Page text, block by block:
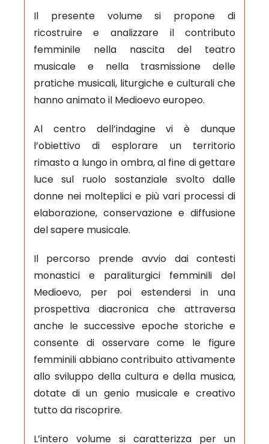
Il presente volume si propone di
ricostruire e analizzare il contributo
femminile nella nascita del teatro
musicale e nella trasmissione delle
pratiche musicali, liturgiche e culturali che
hanno animato il Medioevo europeo.
Al centro dell’indagine vi è dunque
l’obiettivo di esplorare un territorio
rimasto a lungo in ombra, al fine di gettare
luce sul ruolo sostanziale svolto dalle
donne nei molteplici e più vari processi di
elaborazione, conservazione e diffusione
del sapere musicale.
Il percorso prende avvio dai contesti
monastici e paraliturgici femminili del
Medioevo, per poi estendersi in una
prospettiva diacronica che attraversa
anche le successive epoche storiche e
consente di osservare come le figure
femminili abbiano contribuito attivamente
allo sviluppo della cultura e della musica,
dotate di un genio musicale e creativo
tutto da riscoprire.
L’intero volume si caratterizza per un